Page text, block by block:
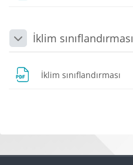
Daraltİklim sınıflandırması
İklim sınıflandırması